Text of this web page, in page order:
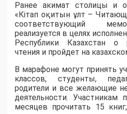
Ранее акимат столицы и
«Кітап оқитын ұлт –
соответствующий
реализуется в целях
Республики Казахстан о
чтения и пройдет на
В марафоне могут принять
классов, студенты,
родители и все желающие
деятельности. Участникам
месяцев прочитать 15